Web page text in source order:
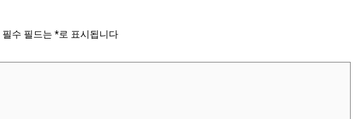
필수 필드는 *로 표시됩니다